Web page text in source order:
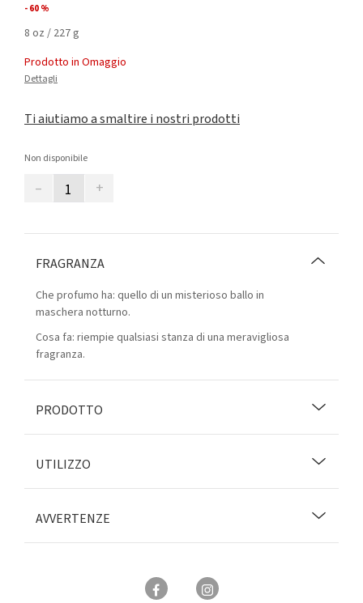
- 60 %
8 oz / 227 g
Prodotto in Omaggio
Dettagli
Ti aiutiamo a smaltire i nostri prodotti
Non disponibile
– +
FRAGRANZA
Che profumo ha: quello di un misterioso ballo in
maschera notturno.
Cosa fa: riempie qualsiasi stanza di una meravigliosa
fragranza.
PRODOTTO
UTILIZZO
AVVERTENZE